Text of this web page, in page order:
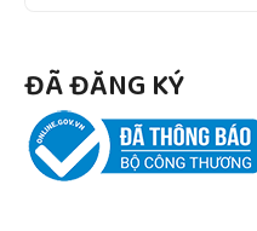
ĐÃ ĐĂNG KÝ